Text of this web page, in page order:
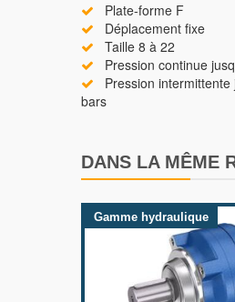
Plate-forme F
Déplacement fixe
Taille 8 à 22
Pression continue
Pression intermittente
bars
DANS LA MÊME
Gamme hydraulique